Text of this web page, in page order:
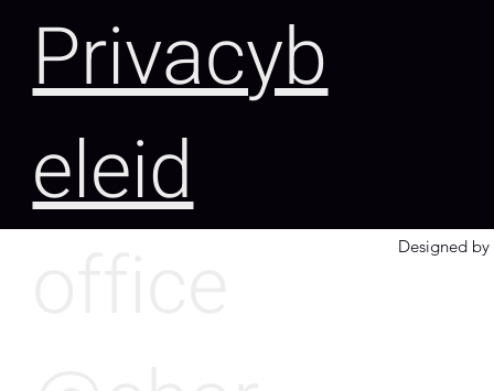
Designed
Privacyb
eleid